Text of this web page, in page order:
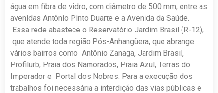
água em fibra de vidro, com diâmetro de 500 mm, entre as
avenidas Antônio Pinto Duarte e a Avenida da Saúde.
Essa rede abastece o Reservatório Jardim Brasil (R-12),
que atende toda região Pós-Anhangüera, que abrange
vários bairros como Antônio Zanaga, Jardim Brasil,
Profilurb, Praia dos Namorados, Praia Azul, Terras do
Imperador e Portal dos Nobres. Para a execução dos
trabalhos foi necessária a interdição das vias públicas e